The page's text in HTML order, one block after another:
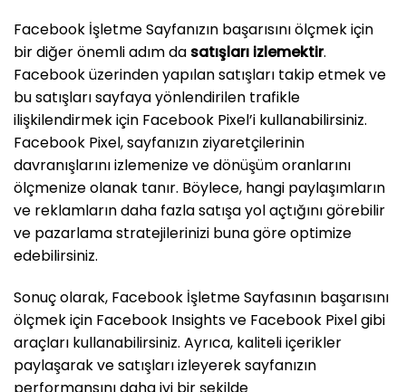
Facebook İşletme Sayfanızın başarısını ölçmek için
bir diğer önemli adım da satışları izlemektir.
Facebook üzerinden yapılan satışları takip etmek ve
bu satışları sayfaya yönlendirilen trafikle
ilişkilendirmek için Facebook Pixel’i kullanabilirsiniz.
Facebook Pixel, sayfanızın ziyaretçilerinin
davranışlarını izlemenize ve dönüşüm oranlarını
ölçmenize olanak tanır. Böylece, hangi paylaşımların
ve reklamların daha fazla satışa yol açtığını görebilir
ve pazarlama stratejilerinizi buna göre optimize
edebilirsiniz.
Sonuç olarak, Facebook İşletme Sayfasının başarısını
ölçmek için Facebook Insights ve Facebook Pixel gibi
araçları kullanabilirsiniz. Ayrıca, kaliteli içerikler
paylaşarak ve satışları izleyerek sayfanızın